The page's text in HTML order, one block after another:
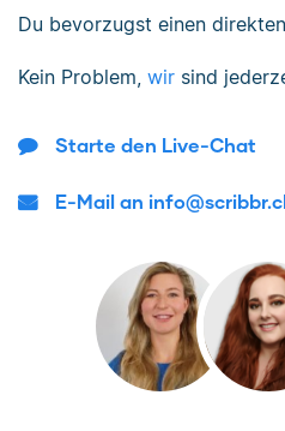
Du bevorzugst einen
Kein Problem, wir sind
Starte den Live-Chat
E-Mail an